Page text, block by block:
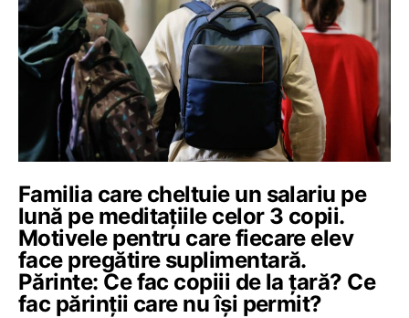
Familia care cheltuie un salariu pe
lună pe meditațiile celor 3 copii.
Motivele pentru care fiecare elev
face pregătire suplimentară.
Părinte: Ce fac copiii de la țară? Ce
fac părinții care nu își permit?